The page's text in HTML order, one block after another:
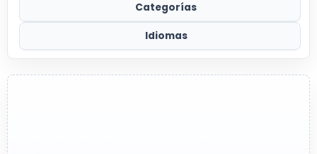
Categorías
Idiomas